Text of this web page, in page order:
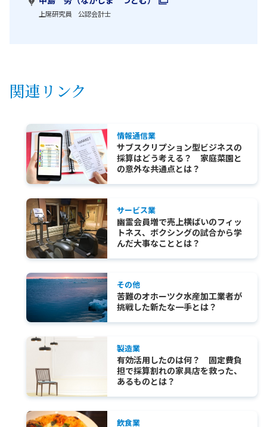
上席研究員 公認会計士
関連リンク
情報通信業
サブスクリプション型ビジネスの
採算はどう考える？ 家庭菜園と
の意外な共通点とは？
サービス業
幽霊会員増で売上横ばいのフィッ
トネス、ボクシングの試合から学
んだ大事なこととは？
その他
苦難のオホーツク水産加工業者が
挑戦した新たな一手とは？
製造業
有効活用したのは何？ 固定費負
担で採算割れの家具店を救った、
あるものとは？
飲食業